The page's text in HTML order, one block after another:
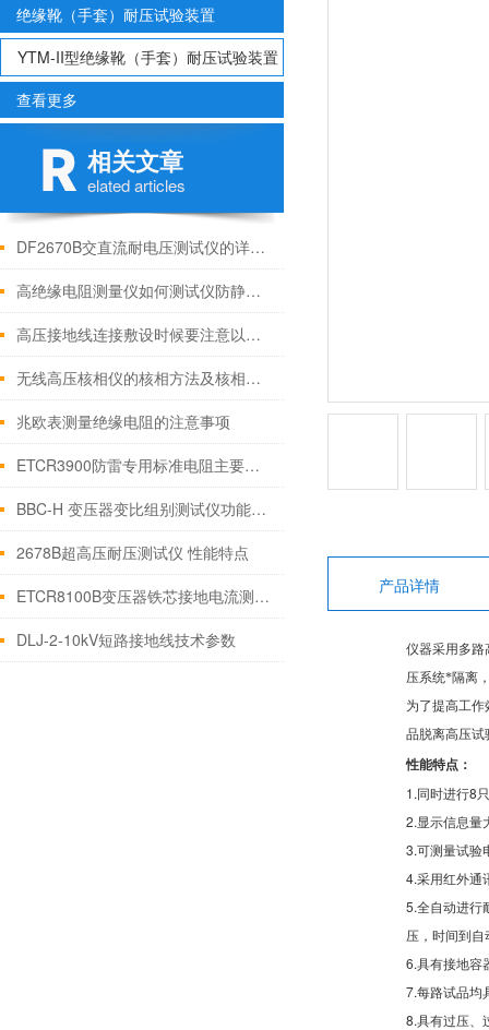
绝缘靴（手套）耐压试验装置
YTM-II型绝缘靴（手套）耐压试验装置
（手动）
查看更多
相关文章
elated articles
DF2670B交直流耐电压测试仪的详细介绍
高绝缘电阻测量仪如何测试仪防静电材料
高压接地线连接敷设时候要注意以下流程
无线高压核相仪的核相方法及核相试验
兆欧表测量绝缘电阻的注意事项
ETCR3900防雷专用标准电阻主要功能
BBC-H 变压器变比组别测试仪功能特点参数
2678B超高压耐压测试仪 性能特点
ETCR8100B变压器铁芯接地电流测试仪x性能特点
DLJ-2-10kV短路接地线技术参数
产品详情
仪器采用多路
压系统*隔离
为了提高工
品脱离高压试
性能特点：
1.同时进行8
2.显示信息量
3.可测量试验
4.采用红外通
5.全自动进行
压，时间到
6.具有接地容
7.每路试品均
8.具有过压、